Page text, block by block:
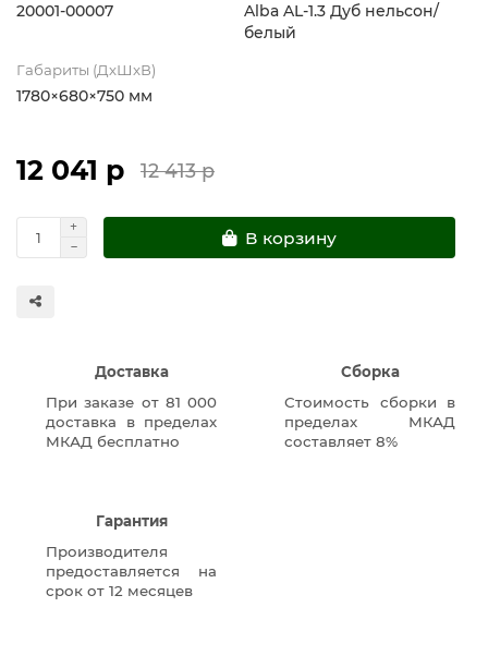
20001-00007
Alba AL-1.3 Дуб нельсон/
белый
Габариты (ДхШхВ)
1780×680×750 мм
12 041 р 12 413 р
В корзину
Доставка
При заказе от 81 000
доставка в пределах
МКАД бесплатно
Сборка
Стоимость сборки в
пределах МКАД
составляет 8%
Гарантия
Производителя
предоставляется на
срок от 12 месяцев